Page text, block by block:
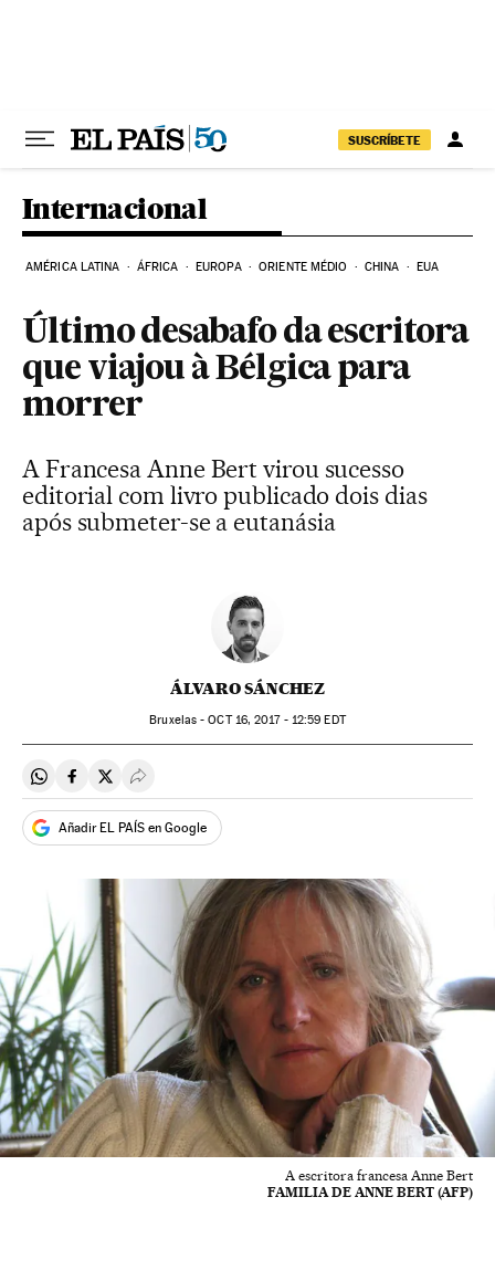
SUSCRÍBETE
Internacional
AMÉRICA LATINA ÁFRICA EUROPA ORIENTE MÉDIO CHINA EUA
Último desabafo da escritora
que viajou à Bélgica para
morrer
A Francesa Anne Bert virou sucesso
editorial com livro publicado dois dias
após submeter-se a eutanásia
ÁLVARO SÁNCHEZ
Bruxelas -OCT16, 2017 - 12:59 EDT
Compartir en Whatsapp
Compartir en Facebook
Compartir en Twitter
Desplegar Redes Sociales
Añadir EL PAÍS en Google
A escritora francesa Anne Bert
FAMILIA DE ANNE BERT (AFP)